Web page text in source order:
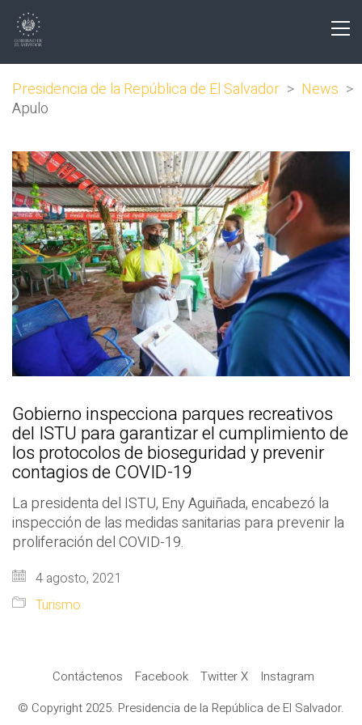
Presidencia de la República de El Salvador > News >
Apulo
Gobierno inspecciona parques recreativos
del ISTU para garantizar el cumplimiento de
los protocolos de bioseguridad y prevenir
contagios de COVID-19
La presidenta del ISTU, Eny Aguiñada, encabezó la
inspección de las medidas sanitarias para prevenir la
proliferación del COVID-19.
4 agosto, 2021
Turismo
Contáctenos Facebook Twitter X
Instagram
© Copyright 2025. Presidencia de la República de El Salvador.